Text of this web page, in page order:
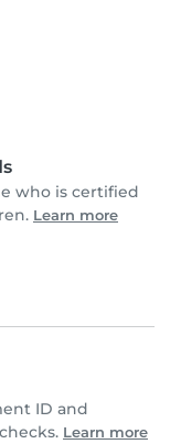
who is certified
Learn more
ID and
Learn more